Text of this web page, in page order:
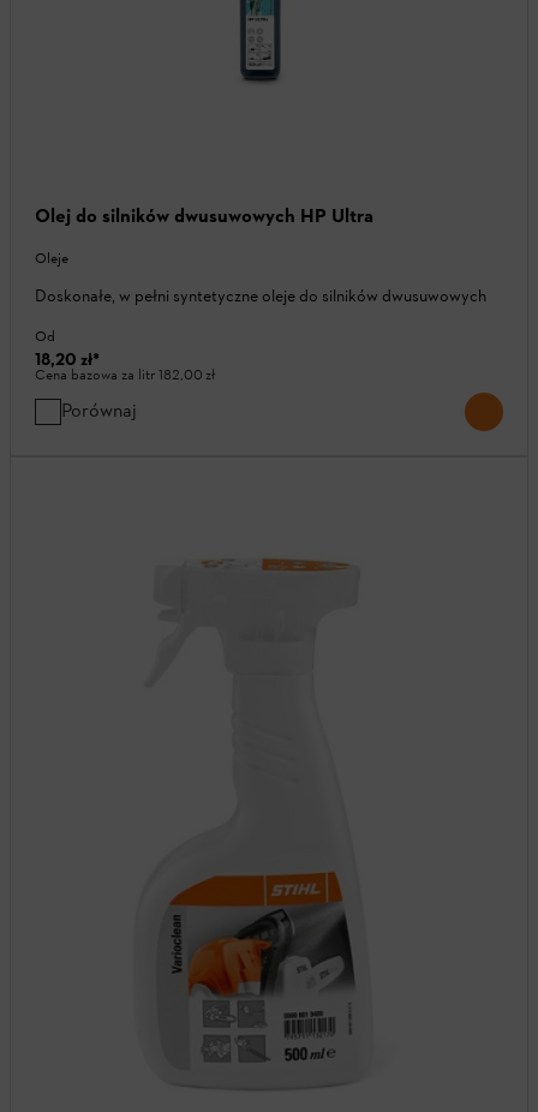
Olej do silników dwusuwowych HP Ultra
Oleje
Doskonałe, w pełni syntetyczne oleje do silników dwusuwowych
Od
18,20 zł*
Cena bazowa za litr182,00 zł
Porównaj